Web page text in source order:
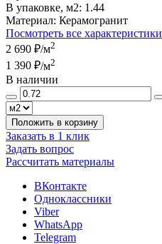
В упаковке, м2: 1.44
Материал: Керамогранит
Посмотреть все характеристики
2 690 ₽/м2
1 390 ₽/м2
В наличии
Положить в корзину
Заказать в 1 клик
Задать вопрос
Рассчитать материалы
ВКонтакте
Одноклассники
Viber
WhatsApp
Telegram